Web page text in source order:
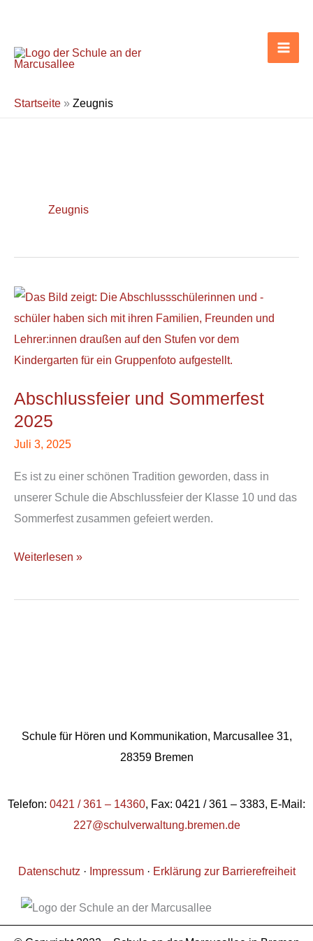
springen
Startseite » Zeugnis
Zeugnis
Abschlussfeier und Sommerfest
2025
Juli 3, 2025
Es ist zu einer schönen Tradition geworden, dass in
unserer Schule die Abschlussfeier der Klasse 10 und das
Sommerfest zusammen gefeiert werden.
Abschlussfeier
und
Sommerfest
2025
Weiterlesen »
Schule für Hören und Kommunikation, Marcusallee 31,
28359 Bremen
Telefon: 0421 / 361 – 14360, Fax: 0421 / 361 – 3383, E-Mail:
227@schulverwaltung.bremen.de
Datenschutz · Impressum· Erklärung zur Barrierefreiheit